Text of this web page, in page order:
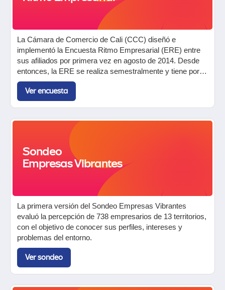
La Cámara de Comercio de Cali (CCC) diseñó e
implementó la Encuesta Ritmo Empresarial (ERE) entre
sus afiliados por primera vez en agosto de 2014. Desde
entonces, la ERE se realiza semestralmente y tiene por
objetivo medir el pulso económico de las empresas y sus
perspectivas de crecimiento.
Ver encuesta
Sondeo
Empresas Vibrantes
La primera versión del Sondeo Empresas Vibrantes
evaluó la percepción de 738 empresarios de 13 territorios,
con el objetivo de conocer sus perfiles, intereses y
problemas del entorno.
Ver sondeo